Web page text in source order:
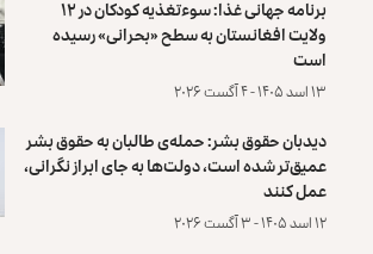
برنامه جهانی غذا: سوءتغذیه کودکان در ۱۲
ولایت افغانستان به سطح «بحرانی» رسیده
است
۱۳ اسد ۱۴۰۵ - ۴ آگست ۲۰۲۶
دیدبان حقوق بشر: حمله‌ی طالبان به حقوق بشر
عمیق‌تر شده است، دولت‌ها به جای ابراز نگرانی،
عمل کنند
۱۲ اسد ۱۴۰۵ - ۳ آگست ۲۰۲۶